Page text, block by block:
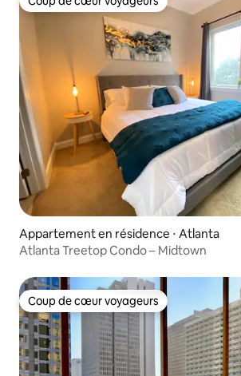
Coup de cœur voyageurs
Appartement en résidence ⋅ Atlanta
Atlanta Treetop Condo – Midtown
Coup de cœur voyageurs
Coup de cœur voyageurs